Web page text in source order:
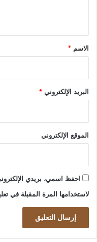
*
الاسم *
البريد الإلكتروني *
الموقع الإلكتروني
احفظ اسمي، بريدي
لاستخدامها المرة المقبلة في